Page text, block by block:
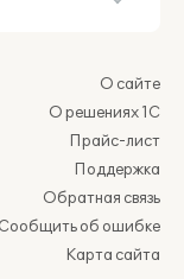
О сайте
О решениях 1С
Прайс-лист
Поддержка
Обратная связь
Сообщить об ошибке
Карта сайта